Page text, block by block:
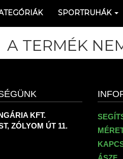
SPORTRUHÁK
A TERMÉK
KFT.
ZÓLYOM ÚT 11.